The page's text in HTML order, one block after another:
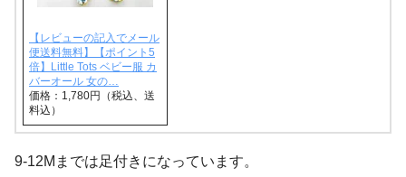
【レビューの記入でメール
便送料無料】【ポイント5
倍】Little Tots ベビー服 カ
バーオール 女の…
価格：1,780円（税込、送
料込）
9-12Mまでは足付きになっています。